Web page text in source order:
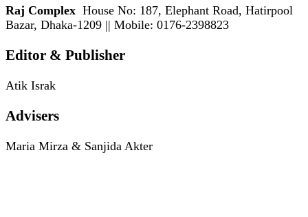
Raj Complex House No: 187, Elephant Road, Hatirpool
Bazar, Dhaka-1209 || Mobile: 0176-2398823
Editor & Publisher
Atik Israk
Advisers
Maria Mirza & Sanjida Akter